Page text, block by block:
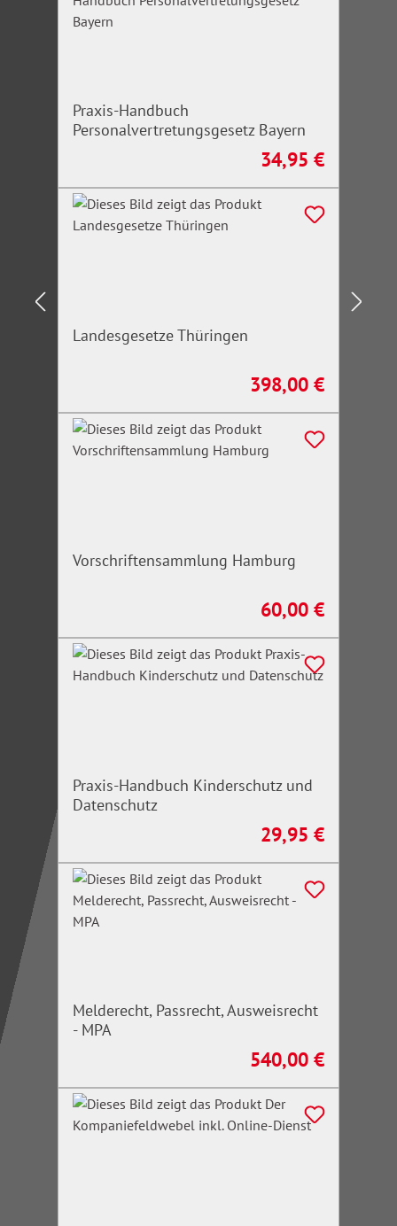
Praxis-Handbuch
Personalvertretungsgesetz Bayern
Regulärer Preis:
34,95 €
Landesgesetze Thüringen
Regulärer Preis:
398,00 €
Vorschriftensammlung Hamburg
Regulärer Preis:
60,00 €
Praxis-Handbuch Kinderschutz und
Datenschutz
Regulärer Preis:
29,95 €
Melderecht, Passrecht, Ausweisrecht
- MPA
Regulärer Preis:
540,00 €